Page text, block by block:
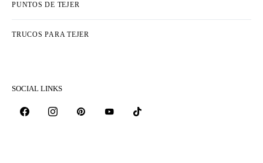
PUNTOS DE TEJER
TRUCOS PARA TEJER
SOCIAL LINKS